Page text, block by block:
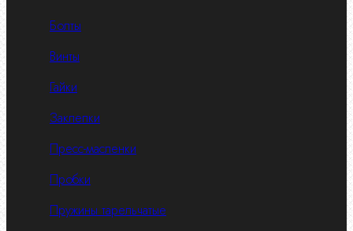
Болты
Винты
Гайки
Заклепки
Пресс-масленки
Пробки
Пружины тарельчатые